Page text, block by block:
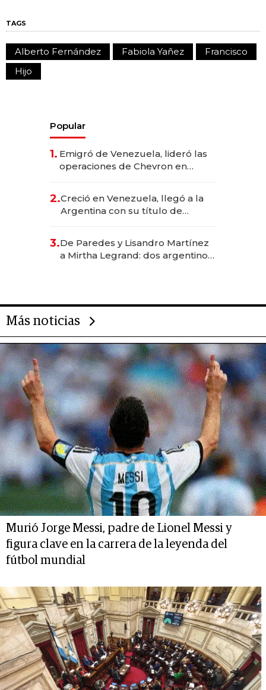
TAGS
Alberto Fernández Fabiola Yañez
Francisco
Hijo
Popular
1. Emigró de Venezuela, lideró las
operaciones de Chevron en
2.Creció en Venezuela, llegó a la
Argentina con su título de
las marcas "fast premium"
3.De Paredes y Lisandro Martínez
a Mirtha Legrand: dos argentinos
Más noticias
Murió Jorge Messi, padre de Lionel Messi y
figura clave en la carrera de la leyenda del
fútbol mundial